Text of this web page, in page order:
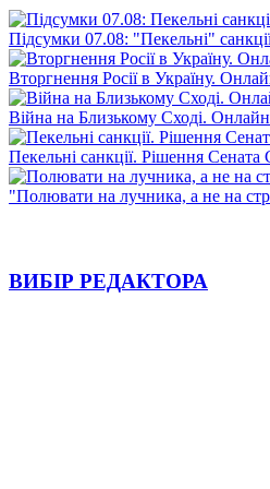
Підсумки 07.08: "Пекельні"
Вторгнення Росії в Україну.
Війна на Близькому Сході. Онлайн
Пекельні санкції. Рішення
"Полювати на лучника, а не на
ВИБІР РЕДАКТОРА